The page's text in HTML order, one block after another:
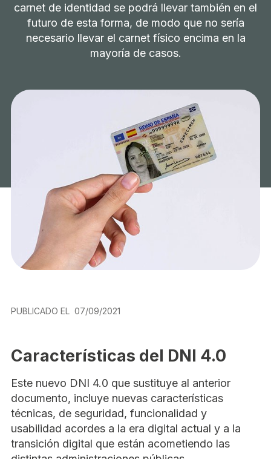
carnet de identidad se podrá llevar también en el
futuro de esta forma, de modo que no sería
necesario llevar el carnet físico encima en la
mayoría de casos.
PUBLICADO EL 07/09/2021
Características del DNI 4.0
Este nuevo DNI 4.0 que sustituye al anterior
documento, incluye nuevas características
técnicas, de seguridad, funcionalidad y
usabilidad acordes a la era digital actual y a la
transición digital que están acometiendo las